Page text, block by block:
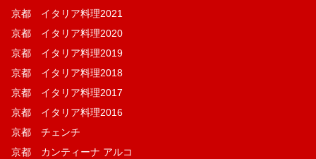
京都 イタリア料理2021
京都 イタリア料理2020
京都 イタリア料理2019
京都 イタリア料理2018
京都 イタリア料理2017
京都 イタリア料理2016
京都 チェンチ
京都 カンティーナ アルコ